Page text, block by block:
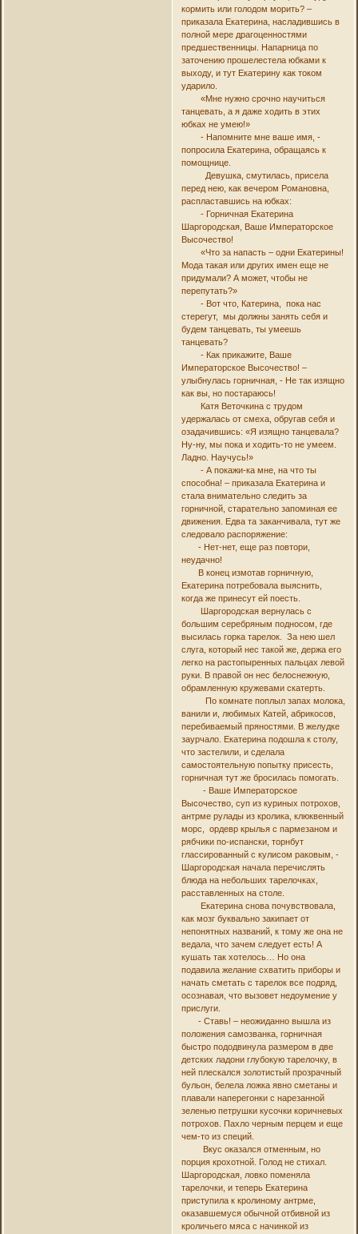
кормить или голодом морить? –
приказала Екатерина, насладившись в
полной мере драгоценностями
предшественницы. Напарница по
заточению прошелестела юбками к
выходу, и тут Екатерину как током
ударило.
«Мне нужно срочно научиться
танцевать, а я даже ходить в этих
юбках не умею!»
- Напомните мне ваше имя, -
попросила Екатерина, обращаясь к
помощнице.
Девушка, смутилась, присела
перед нею, как вечером Романовна,
распластавшись на юбках:
- Горничная Екатерина
Шаргородская, Ваше Императорское
Высочество!
«Что за напасть – одни Екатерины!
Мода такая или других имен еще не
придумали? А может, чтобы не
перепутать?»
- Вот что, Катерина, пока нас
стерегут, мы должны занять себя и
будем танцевать, ты умеешь
танцевать?
- Как прикажите, Ваше
Императорское Высочество! –
улыбнулась горничная, - Не так изящно
как вы, но постараюсь!
Катя Веточкина с трудом
удержалась от смеха, обругав себя и
озадачившись: «Я изящно танцевала?
Ну-ну, мы пока и ходить-то не умеем.
Ладно. Научусь!»
- А покажи-ка мне, на что ты
способна! – приказала Екатерина и
стала внимательно следить за
горничной, старательно запоминая ее
движения. Едва та заканчивала, тут же
следовало распоряжение:
- Нет-нет, еще раз повтори,
неудачно!
В конец измотав горничную,
Екатерина потребовала выяснить,
когда же принесут ей поесть.
Шаргородская вернулась с
большим серебряным подносом, где
высилась горка тарелок. За нею шел
слуга, который нес такой же, держа его
легко на растопыренных пальцах левой
руки. В правой он нес белоснежную,
обрамленную кружевами скатерть.
По комнате поплыл запах молока,
ванили и, любимых Катей, абрикосов,
перебиваемый пряностями. В желудке
заурчало. Екатерина подошла к столу,
что застелили, и сделала
самостоятельную попытку присесть,
горничная тут же бросилась помогать.
- Ваше Императорское
Высочество, суп из куриных потрохов,
антрме рулады из кролика, клюквенный
морс, ордевр крылья с пармезаном и
рябчики по-испански, торнбут
глассированный с кулисом раковым, -
Шаргородская начала перечислять
блюда на небольших тарелочках,
расставленных на столе.
Екатерина снова почувствовала,
как мозг буквально закипает от
непонятных названий, к тому же она не
ведала, что зачем следует есть! А
кушать так хотелось… Но она
подавила желание схватить приборы и
начать сметать с тарелок все подряд,
осознавая, что вызовет недоумение у
прислуги.
- Ставь! – неожиданно вышла из
положения самозванка, горничная
быстро пододвинула размером в две
детских ладони глубокую тарелочку, в
ней плескался золотистый прозрачный
бульон, белела ложка явно сметаны и
плавали наперегонки с нарезанной
зеленью петрушки кусочки коричневых
потрохов. Пахло черным перцем и еще
чем-то из специй.
Вкус оказался отменным, но
порция крохотной. Голод не стихал.
Шаргородская, ловко поменяла
тарелочки, и теперь Екатерина
приступила к кролиному антрме,
оказавшемуся обычной отбивной из
кроличьего мяса с начинкой из